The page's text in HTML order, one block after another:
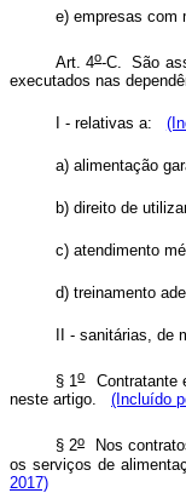
e) empresas
Art. 4o-C. São
executados nas
I - relativas a:
a) alimentação
b) direito de
c) atendimento
d) treinamento
II - sanitárias, de
§ 1oContratante
neste artigo. (Incluído
§ 2o
Nos
os serviços de
2017)